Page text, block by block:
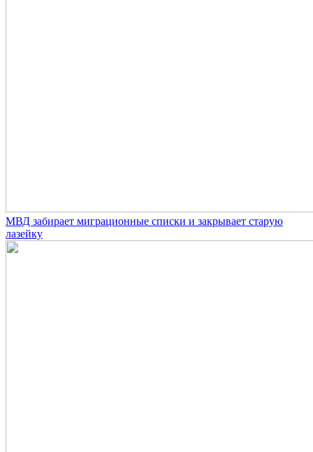
МВД забирает миграционные списки и закрывает старую
лазейку